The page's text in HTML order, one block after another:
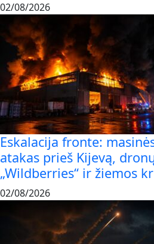
02/08/2026
Eskalacija fronte:
atakas prieš Kijevą,
„Wildberries“ ir žiemos
02/08/2026